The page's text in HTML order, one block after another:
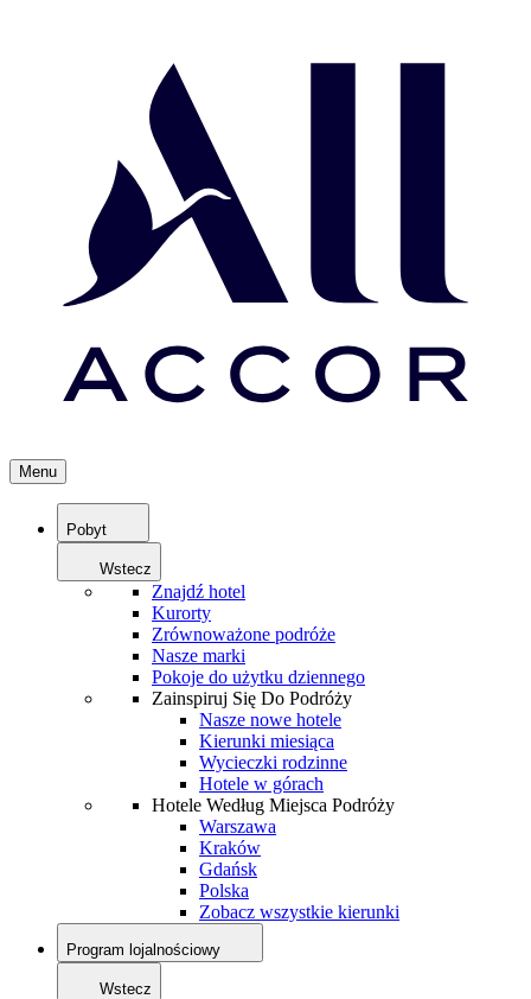
Menu
Pobyt
Wstecz
Znajdź hotel
Kurorty
Zrównoważone podróże
Nasze marki
Pokoje do użytku dziennego
Zainspiruj Się Do Podróży
Nasze nowe hotele
Kierunki miesiąca
Wycieczki rodzinne
Hotele w górach
Hotele Według Miejsca Podróży
Warszawa
Kraków
Gdańsk
Polska
Zobacz wszystkie kierunki
Program lojalnościowy
Wstecz